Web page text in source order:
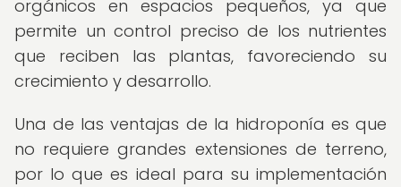
orgánicos en espacios pequeños, ya que
permite un control preciso de los nutrientes
que reciben las plantas, favoreciendo su
crecimiento y desarrollo.
Una de las ventajas de la hidroponía es que
no requiere grandes extensiones de terreno,
por lo que es ideal para su implementación